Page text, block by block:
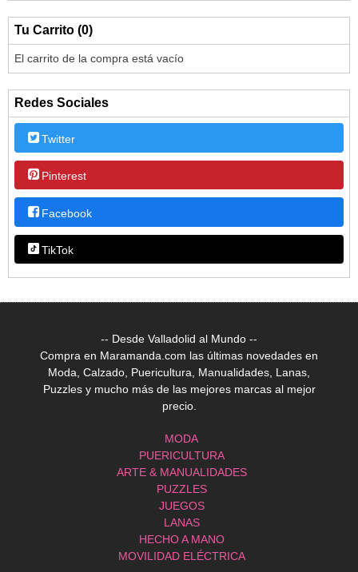
Tu Carrito (0)
El carrito de la compra está vacío
Redes Sociales
Twitter
Pinterest
Facebook
TikTok
-- Desde Valladolid al Mundo --
Compra en Maramanda.com las últimas novedades en
Moda, Calzado, Puericultura, Manualidades, Lanas,
Puzzles y mucho más de las mejores marcas al mejor
precio.
MODA
PUERICULTURA
ARTE & MANUALIDADES
PUZZLES
JUEGOS
LANAS
HECHO A MANO
MOVILIDAD ELÉCTRICA